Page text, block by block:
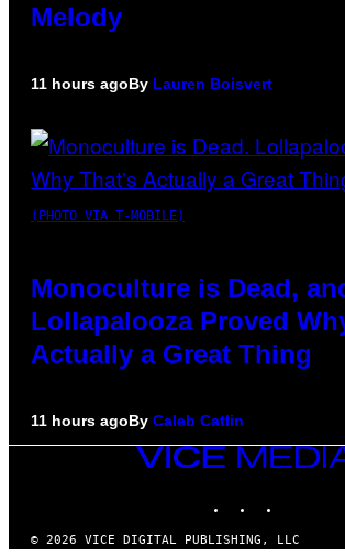
Melody
11 hours agoBy Lauren Boisvert
(PHOTO VIA T-MOBILE)
Monoculture is Dead,
Lollapalooza Proved
Actually a Great Thing
11 hours agoBy Caleb Catlin
VICE
MEDIA
© 2026 VICE DIGITAL PUBLISHING, LLC